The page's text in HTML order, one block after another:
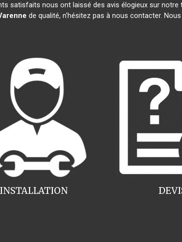
satisfaits nous ont laissé des avis élogieux sur
de qualité, n'hésitez pas à nous contacter.
INSTALLATION